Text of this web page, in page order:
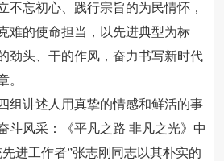
不忘初心、践行宗旨的为民情怀，
难的使命担当，以先进典型为标
劲头、干的作风，奋力书写新时代
。
讲述人用真挚的情感和鲜活的事
斗风采：《平凡之路 非凡之光》中
进工作者”张志刚同志以其朴实的